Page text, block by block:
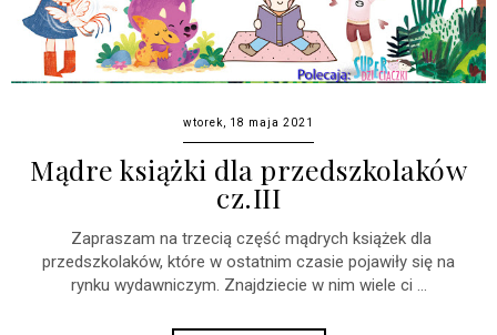
wtorek, 18 maja 2021
Mądre książki dla przedszkolaków
cz.III
Zapraszam na trzecią część mądrych książek dla
przedszkolaków, które w ostatnim czasie pojawiły się na
rynku wydawniczym. Znajdziecie w nim wiele ci ...